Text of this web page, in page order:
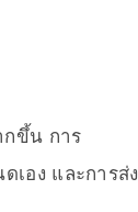
กขึ้น การ
เอง และการส่ง